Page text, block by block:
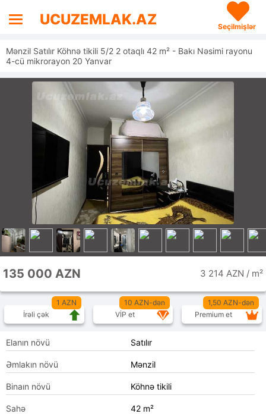
UCUZEMLAK.AZ Seçilmişlər
Mənzil Satılır Köhnə tikili 5/2 2 otaqlı 42 m² - Bakı Nəsimi rayonu
4-cü mikrorayon 20 Yanvar
135 000 AZN 3 214 AZN / m²
1 AZN
İrəli çək
10 AZN-dən
VİP et
1,50 AZN-dən
Premium et
Elanın növü Satılır
Əmlakın növü Mənzil
Binaın növü Köhnə tikili
Sahə 42 m²